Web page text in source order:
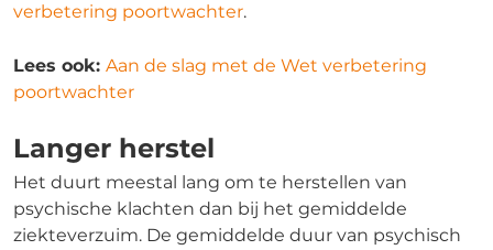
verbetering poortwachter.
Lees ook: Aan de slag met de Wet verbetering
poortwachter
Langer herstel
Het duurt meestal lang om te herstellen van
psychische klachten dan bij het gemiddelde
ziekteverzuim. De gemiddelde duur van psychisch